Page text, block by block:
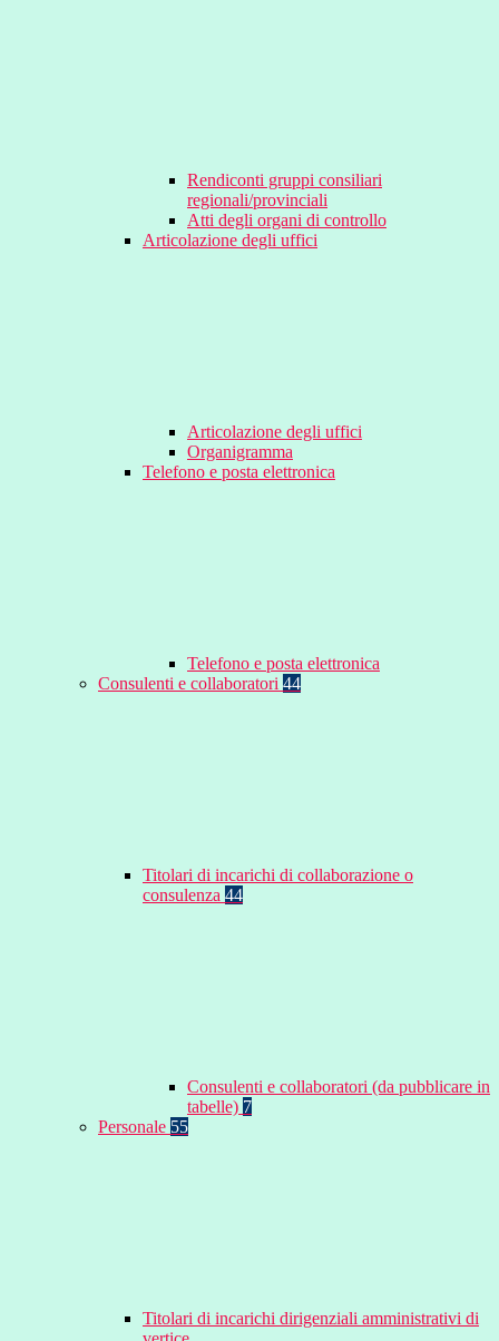
Rendiconti gruppi consiliari
regionali/provinciali
Atti degli organi di controllo
Articolazione degli uffici
Articolazione degli uffici
Organigramma
Telefono e posta elettronica
Telefono e posta elettronica
Consulenti e collaboratori 44
Titolari di incarichi di collaborazione o
consulenza 44
Consulenti e collaboratori (da pubblicare in
tabelle) 7
Personale 55
Titolari di incarichi dirigenziali amministrativi di